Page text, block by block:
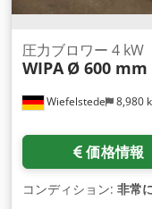
Wiefelstede 8,980
圧力ブロワー 4 kW
WIPA Ø 600 mm
価格情報
コンディション: 非常